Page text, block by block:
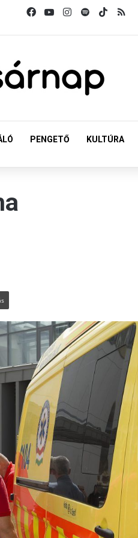
FacebookYouTubeInstagramSpotifyTikTokRSS
PENGETŐ KULTÚRA